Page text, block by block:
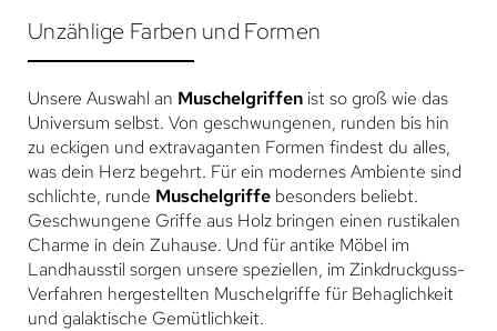
Unzählige Farben und Formen
Unsere Auswahl an Muschelgriffen ist so groß wie das
Universum selbst. Von geschwungenen, runden bis hin
zu eckigen und extravaganten Formen findest du alles,
was dein Herz begehrt. Für ein modernes Ambiente sind
schlichte, runde Muschelgriffe besonders beliebt.
Geschwungene Griffe aus Holz bringen einen rustikalen
Charme in dein Zuhause. Und für antike Möbel im
Landhausstil sorgen unsere speziellen, im Zinkdruckguss-
Verfahren hergestellten Muschelgriffe für Behaglichkeit
und galaktische Gemütlichkeit.